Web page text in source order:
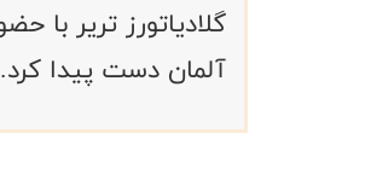
آلمان دست پیدا کرد.